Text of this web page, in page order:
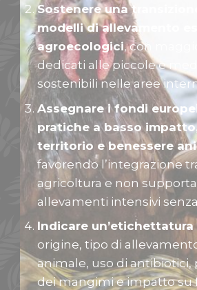
Sostenere una
modelli di allevamento
agroecologici, con
dedicati alle piccole e
sostenibili nelle aree
Assegnare i fondi
pratiche a basso
territorio e benessere
favorendo l’integrazione
agricoltura e non
allevamenti intensivi
Indicare un’etichettatura
origine, tipo di
animale, uso di antibiotici,
dei mangimi e impatto su